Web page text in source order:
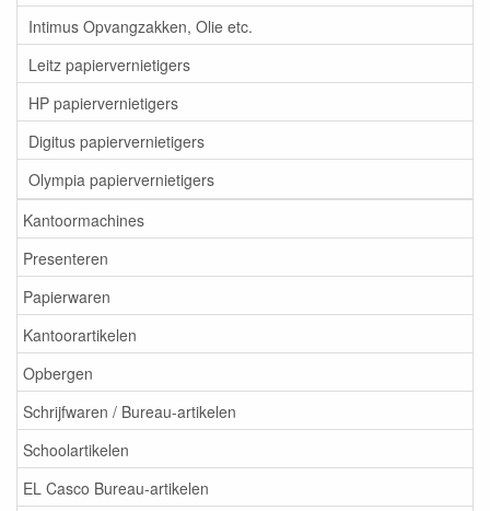
Intimus Opvangzakken, Olie etc.
Leitz papiervernietigers
HP papiervernietigers
Digitus papiervernietigers
Olympia papiervernietigers
Kantoormachines
Presenteren
Papierwaren
Kantoorartikelen
Opbergen
Schrijfwaren / Bureau-artikelen
Schoolartikelen
EL Casco Bureau-artikelen